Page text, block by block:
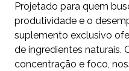
Projetado para quem
produtividade e o
suplemento exclusivo
de ingredientes naturais.
concentração e foco,